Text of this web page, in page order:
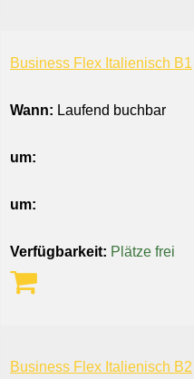
Business Flex Italienisch B1
Wann: Laufend buchbar
um:
um:
Verfügbarkeit: Plätze frei
Business Flex Italienisch B2